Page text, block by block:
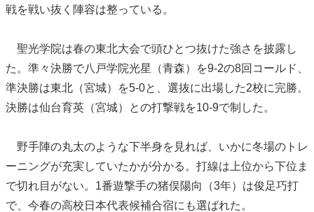
戦を戦い抜く陣容は整っている。
聖光学院は春の東北大会で頭ひとつ抜けた強さを披露し
た。準々決勝で八戸学院光星（青森）を9-2の8回コールド、
準決勝は東北（宮城）を5-0と、選抜に出場した2校に完勝。
決勝は仙台育英（宮城）との打撃戦を10-9で制した。
野手陣の丸太のような下半身を見れば、いかに冬場のトレ
ーニングが充実していたかが分かる。打線は上位から下位ま
で切れ目がない。1番遊撃手の猪俣陽向（3年）は俊足巧打
で、今春の高校日本代表候補合宿にも選ばれた。